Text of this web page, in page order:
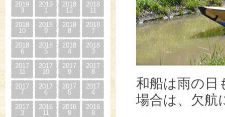
2019
3
2019
1
2018
12
2018
11
2018
10
2018
9
2018
8
2018
7
2018
6
2018
5
2018
4
2018
3
2017
11
2017
10
2017
9
2017
8
2017
7
2017
6
2017
5
2017
4
2017
3
2016
11
2016
9
2016
8
和船は雨の日
場合は、欠航